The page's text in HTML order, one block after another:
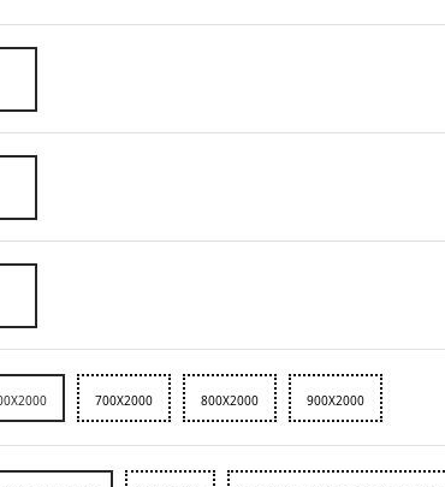
700X2000 800X2000 900X2000